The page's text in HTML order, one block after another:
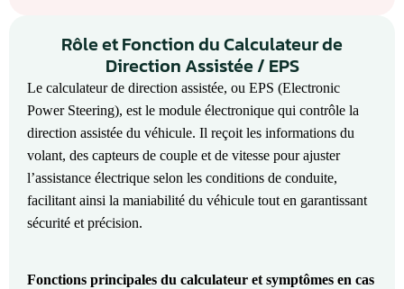
Rôle et Fonction du Calculateur de
Direction Assistée / EPS
Le calculateur de direction assistée, ou EPS (Electronic
Power Steering), est le module électronique qui contrôle la
direction assistée du véhicule. Il reçoit les informations du
volant, des capteurs de couple et de vitesse pour ajuster
l’assistance électrique selon les conditions de conduite,
facilitant ainsi la maniabilité du véhicule tout en garantissant
sécurité et précision.
Fonctions principales du calculateur et symptômes en cas